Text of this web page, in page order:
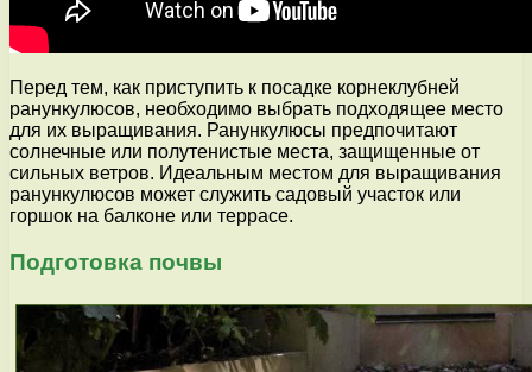
Перед тем, как приступить к посадке корнеклубней
ранункулюсов, необходимо выбрать подходящее место
для их выращивания. Ранункулюсы предпочитают
солнечные или полутенистые места, защищенные от
сильных ветров. Идеальным местом для выращивания
ранункулюсов может служить садовый участок или
горшок на балконе или террасе.
Подготовка почвы